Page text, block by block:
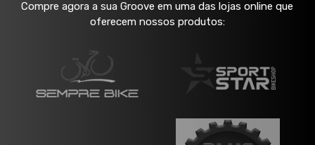
Compre agora a sua Groove em uma das lojas online que
oferecem nossos produtos: